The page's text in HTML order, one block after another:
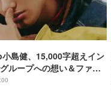
島健、15,000字超えイン
ループへの想い＆ファン
は本誌初登場